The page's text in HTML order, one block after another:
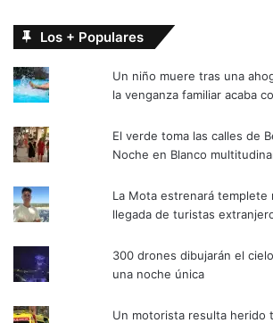
Los + Populares
Un niño muere tras una
la venganza familiar acaba
El verde toma las calles de
Noche en Blanco
La Mota estrenará templete
llegada de turistas
300 drones dibujarán el
una noche única
Un motorista resulta herido